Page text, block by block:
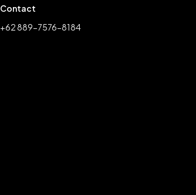
Contact
+62 889-7576-8184